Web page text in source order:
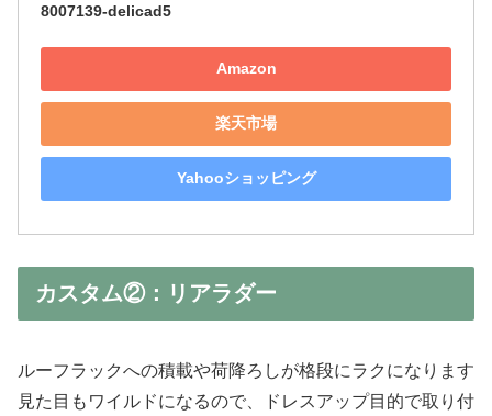
8007139-delicad5
Amazon
楽天市場
Yahooショッピング
カスタム②：リアラダー
ルーフラックへの積載や荷降ろしが格段にラクになります
見た目もワイルドになるので、ドレスアップ目的で取り付